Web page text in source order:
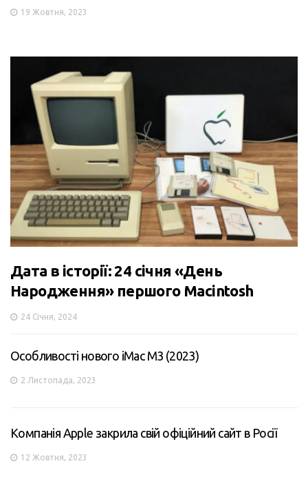
19 Жовтня, 2023
Дата в історії: 24 січня «День
Народження» першого Macintosh
24 Січня, 2024
Особливості нового iMac M3 (2023)
2 Листопада, 2023
Компанія Apple закрила свій офіційний сайт в Росії
12 Жовтня, 2023